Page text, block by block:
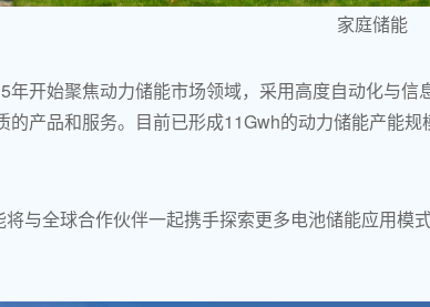
家庭储能
年开始聚焦动力储能市场领域，采用高度自动化与
的产品和服务。目前已形成11Gwh的动力储能产能
与全球合作伙伴一起携手探索更多电池储能应用模